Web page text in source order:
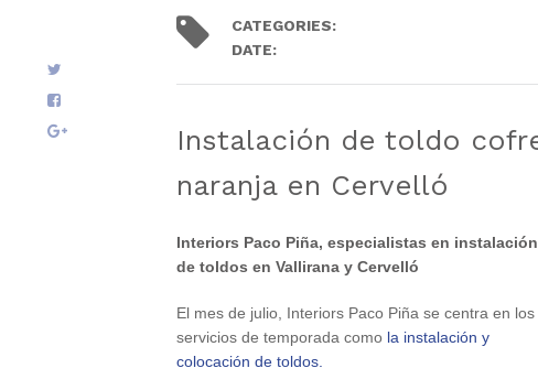
CATEGORIES:
DATE:
Instalación de toldo
naranja en Cervelló
Interiors Paco Piña, especialistas en instalación
de toldos en Vallirana y Cervelló
El mes de julio, Interiors Paco Piña se centra en los
servicios de temporada como la instalación y
colocación de toldos.